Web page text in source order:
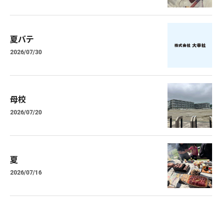
夏バテ
2026/07/30
母校
2026/07/20
夏
2026/07/16